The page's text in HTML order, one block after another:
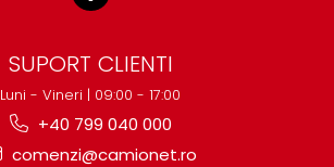
SUPORT CLIENTI
Luni - Vineri | 09:00 - 17:00
+40 799 040 000
comenzi@camionet.ro